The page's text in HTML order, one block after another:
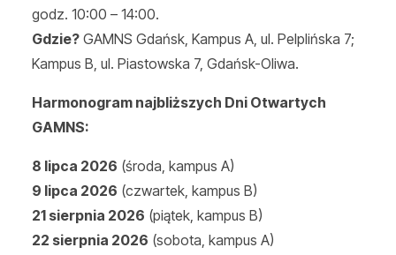
godz. 10:00 – 14:00.
Gdzie? GAMNS Gdańsk, Kampus A, ul. Pelplińska 7;
Kampus B, ul. Piastowska 7, Gdańsk-Oliwa.
Harmonogram najbliższych Dni Otwartych
GAMNS:
8 lipca 2026 (środa, kampus A)
9 lipca 2026 (czwartek, kampus B)
21 sierpnia 2026 (piątek, kampus B)
22 sierpnia 2026 (sobota, kampus A)